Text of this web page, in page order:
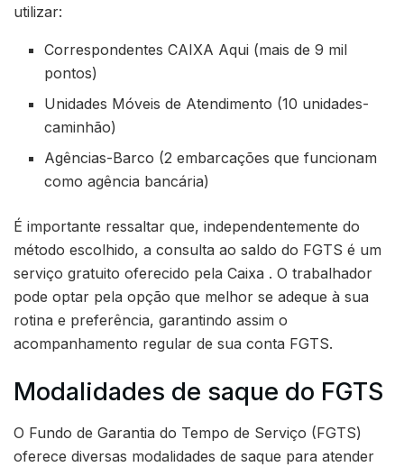
utilizar:
Correspondentes CAIXA Aqui (mais de 9 mil
pontos)
Unidades Móveis de Atendimento (10 unidades-
caminhão)
Agências-Barco (2 embarcações que funcionam
como agência bancária)
É importante ressaltar que, independentemente do
método escolhido, a consulta ao saldo do FGTS é um
serviço gratuito oferecido pela Caixa . O trabalhador
pode optar pela opção que melhor se adeque à sua
rotina e preferência, garantindo assim o
acompanhamento regular de sua conta FGTS.
Modalidades de saque do FGTS
O Fundo de Garantia do Tempo de Serviço (FGTS)
oferece diversas modalidades de saque para atender